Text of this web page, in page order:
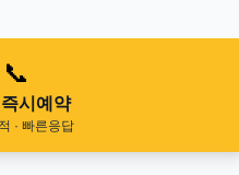
📞
시예약
· 빠른응답